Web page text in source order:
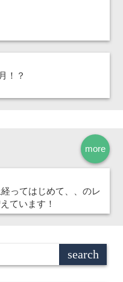
！？
more
ってはじめて、、のレ
ています！